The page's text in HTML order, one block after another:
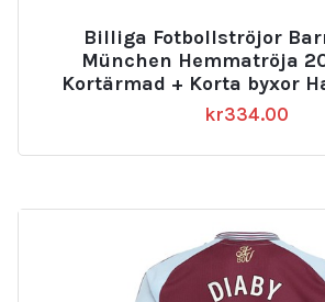
Billiga Fotbollströjor
München Hemmatröja
Kortärmad + Korta byxor
kr334.00